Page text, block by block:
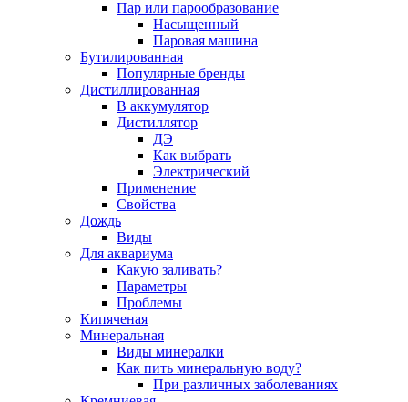
Пар или парообразование
Насыщенный
Паровая машина
Бутилированная
Популярные бренды
Дистиллированная
В аккумулятор
Дистиллятор
ДЭ
Как выбрать
Электрический
Применение
Свойства
Дождь
Виды
Для аквариума
Какую заливать?
Параметры
Проблемы
Кипяченая
Минеральная
Виды минералки
Как пить минеральную воду?
При различных заболеваниях